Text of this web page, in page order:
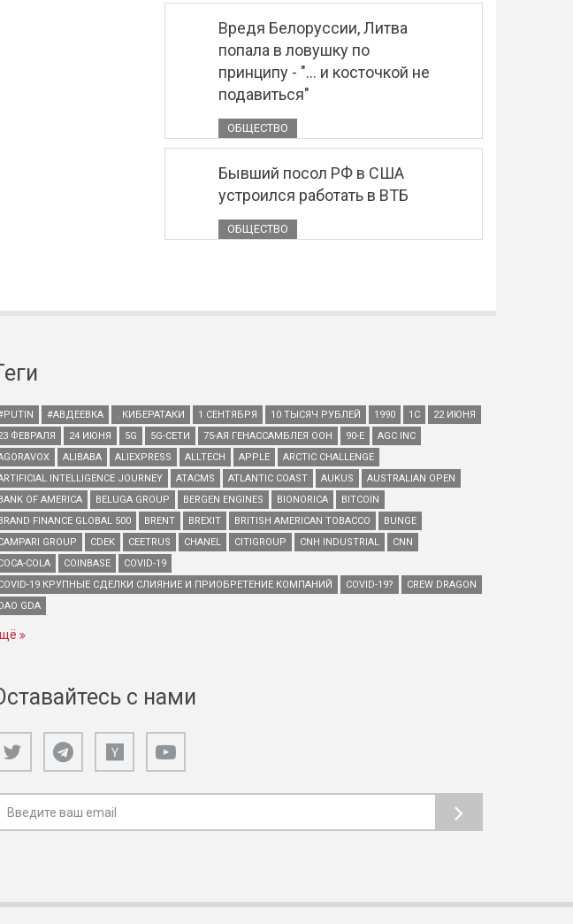
Вредя Белоруссии, Литва
попала в ловушку по
принципу - "... и косточкой не
подавиться"
ОБЩЕСТВО
Бывший посол РФ в США
устроился работать в ВТБ
ОБЩЕСТВО
#АВДЕЕВКА . КИБЕРАТАКИ 1 СЕНТЯБРЯ 10 ТЫСЯЧ РУБЛЕЙ 1990 1С
22 ИЮНЯ
ФЕВРАЛЯ
24 ИЮНЯ 5G 5G-СЕТИ 75-АЯ ГЕНАССАМБЛЕЯ ООН 90-Е
AGC INC
ALIBABA ALIEXPRESS ALLTECH APPLE
ARCTIC CHALLENGE
INTELLIGENCE JOURNEY
ATACMS ATLANTIC COAST AUKUS
AUSTRALIAN OPEN
OF AMERICA
BELUGA GROUP BERGEN ENGINES BIONORICA
BITCOIN
FINANCE GLOBAL 500
BRENT BREXIT BRITISH AMERICAN TOBACCO
BUNGE
GROUP
CDEK CEETRUS CHANEL CITIGROUP CNH INDUSTRIAL
CNN
COLA
COINBASE
COVID-19
19 КРУПНЫЕ СДЕЛКИ СЛИЯНИЕ И ПРИОБРЕТЕНИЕ КОМПАНИЙ
COVID-19?
CREW DRAGON
GDA
с нами